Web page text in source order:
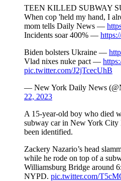
TEEN KILLED SUBWAY
When cop 'held my hand, I
mom tells Daily News —
Incidents soar 400% —
Biden bolsters Ukraine —
Vlad nixes nuke pact —
pic.twitter.com/J2jTcecUhB
— New York Daily News
22, 2023
A 15-year-old boy who died
subway car in New York City
been identified.
Zackery Nazario’s head
while he rode on top of a
Williamsburg Bridge around
NYPD. pic.twitter.com/